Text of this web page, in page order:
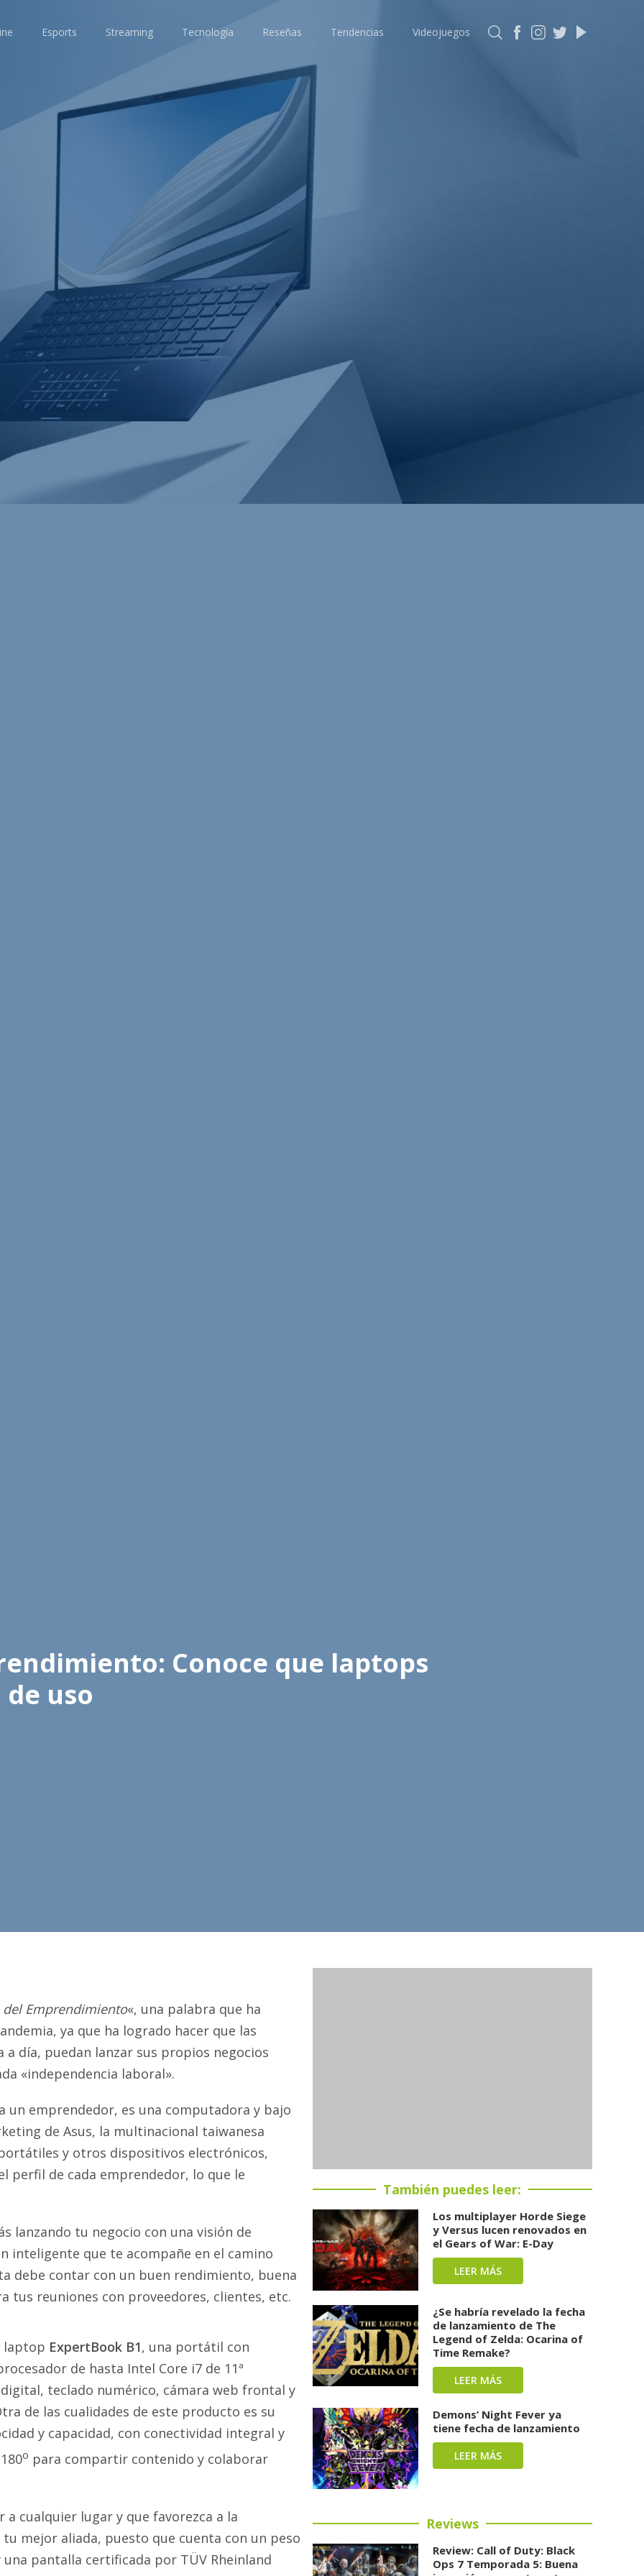
Esports Streaming Tecnología Reseñas Tendencias Videojuegos
Conoce que laptops
uso
del Emprendimiento«, una palabra que ha
ya que ha logrado hacer que las
día, puedan lanzar sus propios negocios
«independencia laboral».
un emprendedor, es una computadora y bajo
de Asus, la multinacional taiwanesa
y otros dispositivos electrónicos,
perfil de cada emprendedor, lo que le
lanzando tu negocio con una visión de
inteligente que te acompañe en el camino
debe contar con un buen rendimiento, buena
tus reuniones con proveedores, clientes, etc.
laptop ExpertBook B1, una portátil con
de hasta Intel Core i7 de 11ª
teclado numérico, cámara web frontal y
de las cualidades de este producto es su
y capacidad, con conectividad integral y
o para compartir contenido y colaborar
cualquier lugar y que favorezca a la
mejor aliada, puesto que cuenta con un peso
pantalla certificada por TÜV Rheinland
También puedes leer:
Los multiplayer Horde Siege
y Versus lucen renovados en
el Gears of War: E-Day
LEER MÁS
¿Se habría revelado la fecha
de lanzamiento de The
Legend of Zelda: Ocarina of
Time Remake?
LEER MÁS
Demons’ Night Fever ya
tiene fecha de lanzamiento
LEER MÁS
Reviews
Review: Call of Duty: Black
Ops 7 Temporada 5: Buena